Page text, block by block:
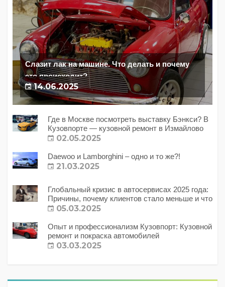
Слазит лак на машине. Что делать и почему
это происходит?
14.06.2025
Где в Москве посмотреть выставку Бэнкси? В
Кузовпорте — кузовной ремонт в Измайлово
02.05.2025
Daewoo и Lamborghini – одно и то же?!
21.03.2025
Глобальный кризис в автосервисах 2025 года:
Причины, почему клиентов стало меньше и что
с этим делать?
05.03.2025
Опыт и профессионализм Кузовпорт: Кузовной
ремонт и покраска автомобилей
03.03.2025